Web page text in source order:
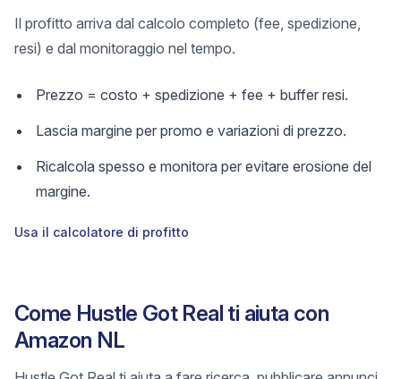
Il profitto arriva dal calcolo completo (fee, spedizione,
resi) e dal monitoraggio nel tempo.
Prezzo = costo + spedizione + fee + buffer resi.
Lascia margine per promo e variazioni di prezzo.
Ricalcola spesso e monitora per evitare erosione del
margine.
Usa il calcolatore di profitto
Come Hustle Got Real ti aiuta con
Amazon NL